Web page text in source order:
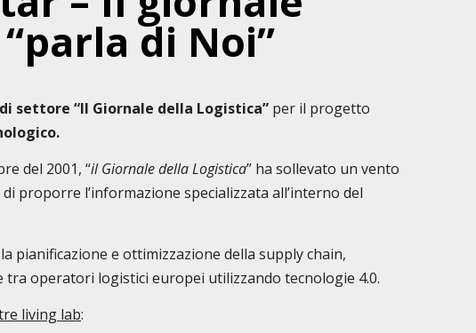
di Noi”
settore “Il Giornale della Logistica” per il progetto
del 2001, “il Giornale della Logistica” ha sollevato un vento
proporre l’informazione specializzata all’interno del
pianificazione e ottimizzazione della supply chain,
operatori logistici europei utilizzando tecnologie 4.0.
living lab: